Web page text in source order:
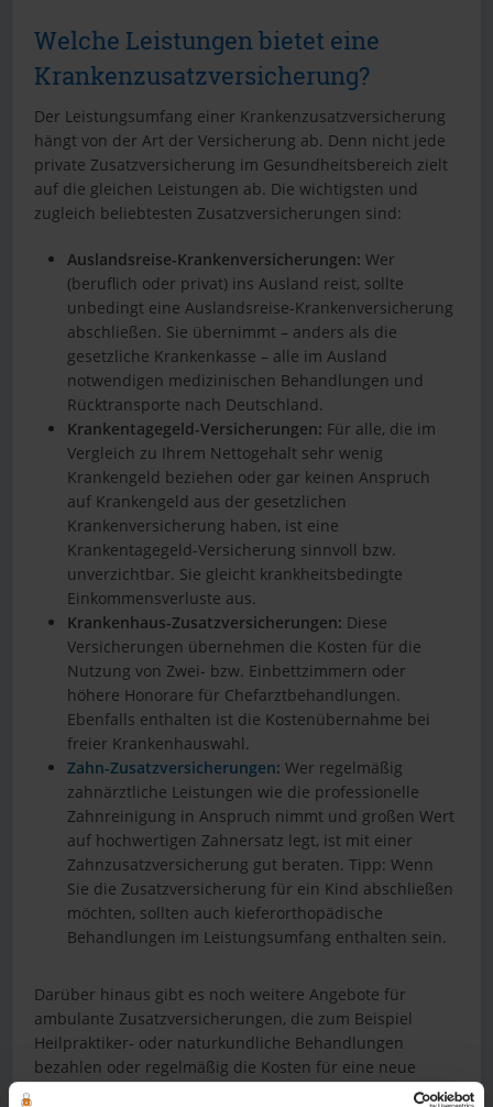
Welche Leistungen bietet eine
Krankenzusatzversicherung?
Der Leistungsumfang einer Krankenzusatzversicherung
hängt von der Art der Versicherung ab. Denn nicht jede
private Zusatzversicherung im Gesundheitsbereich zielt
auf die gleichen Leistungen ab. Die wichtigsten und
zugleich beliebtesten Zusatzversicherungen sind:
Auslandsreise-Krankenversicherungen: Wer
(beruflich oder privat) ins Ausland reist, sollte
unbedingt eine Auslandsreise-Krankenversicherung
abschließen. Sie übernimmt – anders als die
gesetzliche Krankenkasse – alle im Ausland
notwendigen medizinischen Behandlungen und
Rücktransporte nach Deutschland.
Krankentagegeld-Versicherungen: Für alle, die im
Vergleich zu Ihrem Nettogehalt sehr wenig
Krankengeld beziehen oder gar keinen Anspruch
auf Krankengeld aus der gesetzlichen
Krankenversicherung haben, ist eine
Krankentagegeld-Versicherung sinnvoll bzw.
unverzichtbar. Sie gleicht krankheitsbedingte
Einkommensverluste aus.
Krankenhaus-Zusatzversicherungen: Diese
Versicherungen übernehmen die Kosten für die
Nutzung von Zwei- bzw. Einbettzimmern oder
höhere Honorare für Chefarztbehandlungen.
Ebenfalls enthalten ist die Kostenübernahme bei
freier Krankenhauswahl.
Zahn-Zusatzversicherungen: Wer regelmäßig
zahnärztliche Leistungen wie die professionelle
Zahnreinigung in Anspruch nimmt und großen Wert
auf hochwertigen Zahnersatz legt, ist mit einer
Zahnzusatzversicherung gut beraten. Tipp: Wenn
Sie die Zusatzversicherung für ein Kind abschließen
möchten, sollten auch kieferorthopädische
Behandlungen im Leistungsumfang enthalten sein.
Darüber hinaus gibt es noch weitere Angebote für
ambulante Zusatzversicherungen, die zum Beispiel
Heilpraktiker- oder naturkundliche Behandlungen
bezahlen oder regelmäßig die Kosten für eine neue